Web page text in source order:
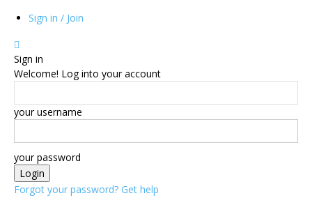
Sign in / Join
Sign in
Welcome! Log into your account
your username
your password
Forgot your password? Get help